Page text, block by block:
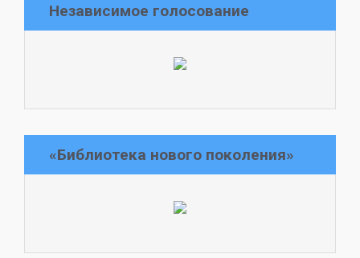
Независимое голосование
«Библиотека нового поколения»